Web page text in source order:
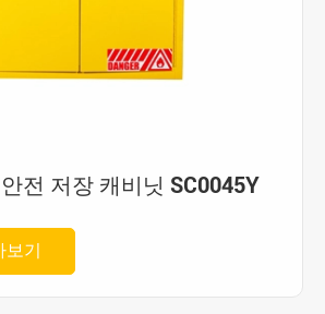
전 저장 캐비닛 SC0045Y
보기